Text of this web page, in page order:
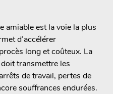
amiable est la voie la plus
d’accélérer
long et coûteux. La
transmettre les
de travail, pertes de
souffrances endurées.